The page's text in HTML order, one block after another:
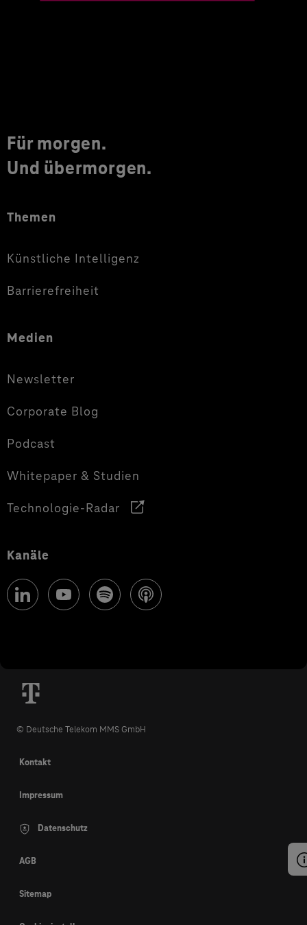
Für morgen.
Und übermorgen.
Themen
Künstliche Intelligenz
Barrierefreiheit
Medien
Newsletter
Corporate Blog
Podcast
Whitepaper & Studien
Technologie-Radar
Kanäle
© Deutsche Telekom MMS GmbH
Kontakt
Impressum
Datenschutz
AGB
Sitemap